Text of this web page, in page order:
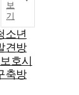
보
기
소년
견방
호시
축방